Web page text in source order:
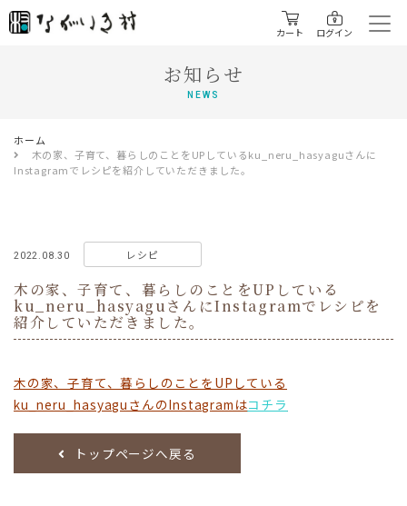
カート ログイン
お知らせ
NEWS
ホーム
木の家、子育て、暮らしのことをUPしているku_neru_hasyaguさんに
Instagramでレシピを紹介していただきました。
2022.08.30 レシピ
木の家、子育て、暮らしのことをUPしている
ku_neru_hasyaguさんにInstagramでレシピを
紹介していただきました。
木の家、子育て、暮らしのことをUPしている
ku_neru_hasyaguさんのInstagramはコチラ
トップページへ戻る